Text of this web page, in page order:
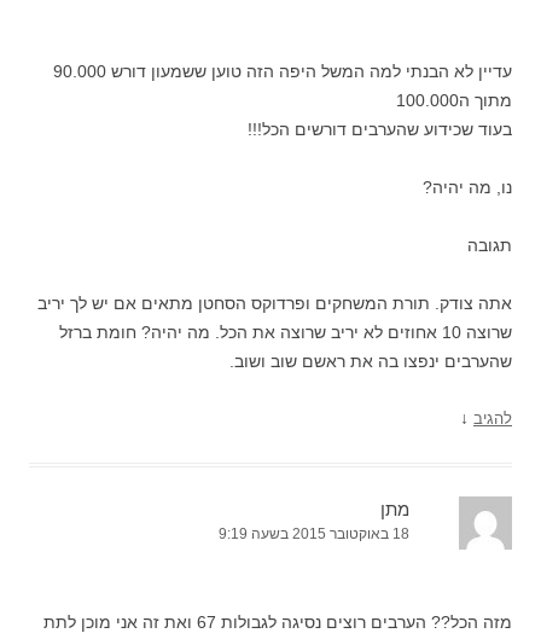
עדיין לא הבנתי למה המשל היפה הזה טוען ששמעון דורש 90.000
מתוך ה100.000
בעוד שכידוע שהערבים דורשים הכל!!!
נו, מה יהיה?
תגובה
אתה צודק. תורת המשחקים ופרדוקס הסחטן מתאים אם יש לך יריב
שרוצה 10 אחוזים לא יריב שרוצה את הכל. מה יהיה? חומת ברזל
שהערבים ינפצו בה את ראשם שוב ושוב.
להגיב ↓
מתן
18 באוקטובר 2015 בשעה 9:19
מזה הכל?? הערבים רוצים נסיגה לגבולות 67 ואת זה אני מוכן לתת